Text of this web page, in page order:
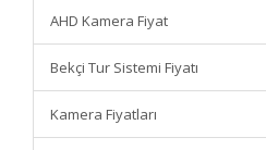
AHD Kamera Fiyat
Bekçi Tur Sistemi Fiyatı
Kamera Fiyatları